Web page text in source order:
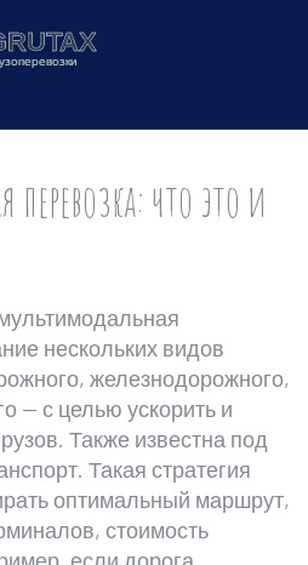
что это и
нескольких видов
железнодорожного,
— с целью ускорить и
. Также известна под
. Такая стратегия
оптимальный маршрут,
стоимость